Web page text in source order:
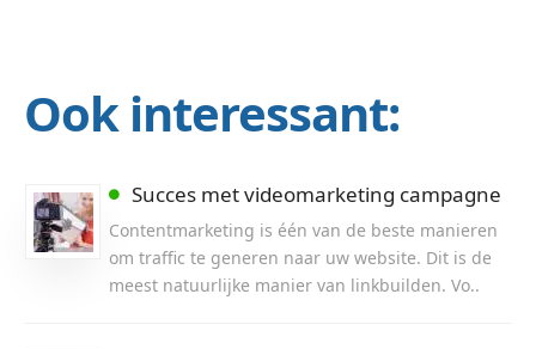
Ook interessant:
Succes met videomarketing campagne
Contentmarketing is één van de beste manieren
om traffic te generen naar uw website. Dit is de
meest natuurlijke manier van linkbuilden. Vo..